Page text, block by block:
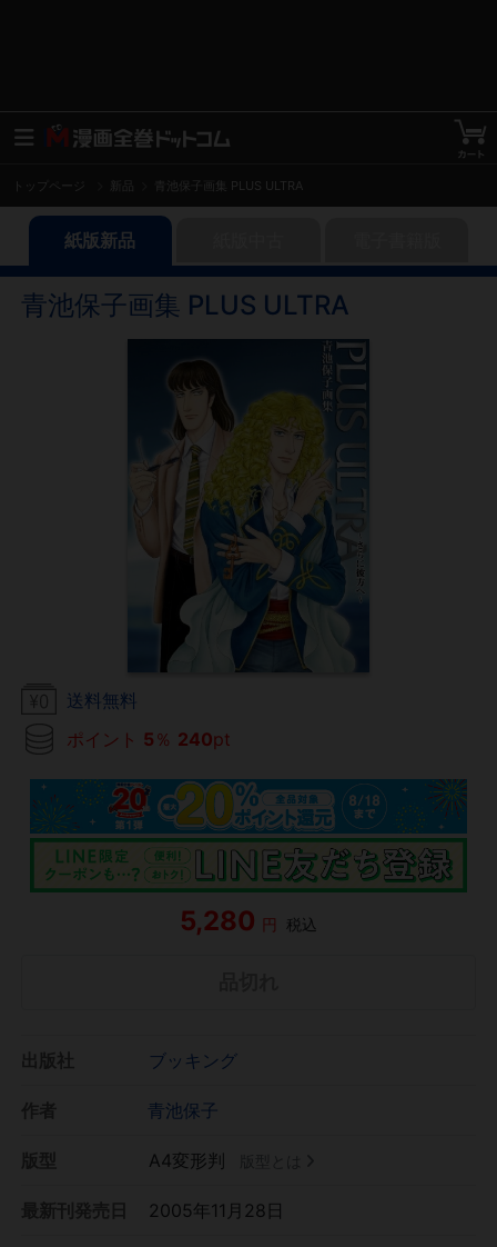
トップページ 青池保子画集 PLUS ULTRA
紙版新品
青池保子画集 PLUS ULTRA
送料無料
ポイント 5 ％ 240pt
5,280 円 税込
ブッキング
青池保子
A4変形判
2005年11月28日